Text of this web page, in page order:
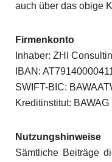
auch über das obige
Firmenkonto
Inhaber: ZHI
IBAN:
SWIFT-BIC:
Kreditinstitut: BAWAG
Nutzungshinweise
Sämtliche Beiträge